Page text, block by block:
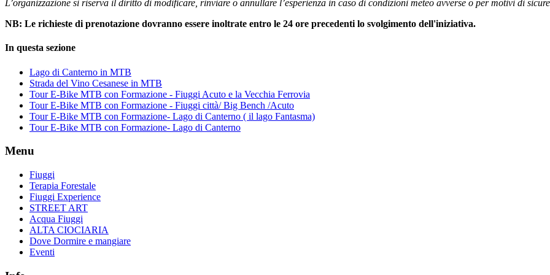
L’organizzazione si riserva il diritto di modificare, rinviare o annullare l’esperienza in caso di condizioni meteo avverse o per motivi di
NB: Le richieste di prenotazione dovranno essere inoltrate entro le 24 ore precedenti lo svolgimento dell'iniziativa.
In questa sezione
Lago di Canterno in MTB
Strada del Vino Cesanese in MTB
Tour E-Bike MTB con Formazione - Fiuggi Acuto e la Vecchia Ferrovia
Tour E-Bike MTB con Formazione - Fiuggi città/ Big Bench /Acuto
Tour E-Bike MTB con Formazione- Lago di Canterno ( il lago Fantasma)
Tour E-Bike MTB con Formazione- Lago di Canterno
Menu
Fiuggi
Terapia Forestale
Fiuggi Experience
STREET ART
Acqua Fiuggi
ALTA CIOCIARIA
Dove Dormire e mangiare
Eventi